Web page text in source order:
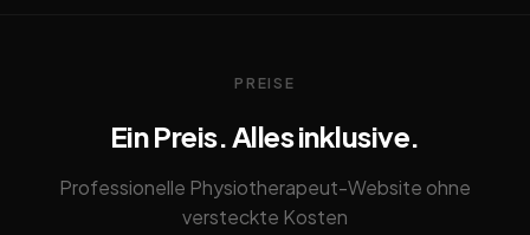
PREISE
Ein Preis. Alles inklusive.
Professionelle Physiotherapeut-Website ohne
versteckte Kosten